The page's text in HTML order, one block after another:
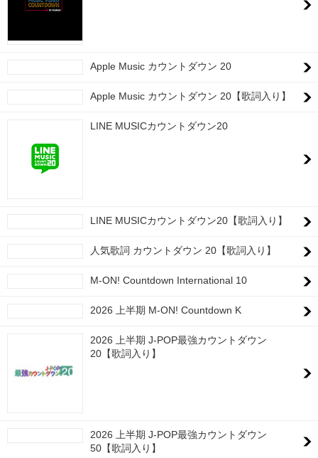
Apple Music カウントダウン 20
Apple Music カウントダウン 20【歌詞入り】
LINE MUSICカウントダウン20
LINE MUSICカウントダウン20【歌詞入り】
人気歌詞 カウントダウン 20【歌詞入り】
M-ON! Countdown International 10
2026 上半期 M-ON! Countdown K
2026 上半期 J-POP最強カウントダウン
20【歌詞入り】
2026 上半期 J-POP最強カウントダウン
50【歌詞入り】